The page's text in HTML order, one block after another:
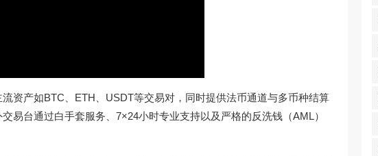
资产如BTC、ETH、USDT等交易对，同时提供法币通道与多币种结算
易台通过白手套服务、7×24小时专业支持以及严格的反洗钱（AML）